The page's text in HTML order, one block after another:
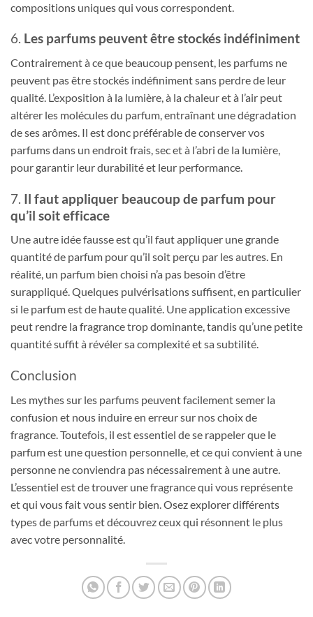
compositions uniques qui vous correspondent.
6. Les parfums peuvent être stockés indéfiniment
Contrairement à ce que beaucoup pensent, les parfums ne
peuvent pas être stockés indéfiniment sans perdre de leur
qualité. L’exposition à la lumière, à la chaleur et à l’air peut
altérer les molécules du parfum, entraînant une dégradation
de ses arômes. Il est donc préférable de conserver vos
parfums dans un endroit frais, sec et à l’abri de la lumière,
pour garantir leur durabilité et leur performance.
7. Il faut appliquer beaucoup de parfum pour
qu’il soit efficace
Une autre idée fausse est qu’il faut appliquer une grande
quantité de parfum pour qu’il soit perçu par les autres. En
réalité, un parfum bien choisi n’a pas besoin d’être
surappliqué. Quelques pulvérisations suffisent, en particulier
si le parfum est de haute qualité. Une application excessive
peut rendre la fragrance trop dominante, tandis qu’une petite
quantité suffit à révéler sa complexité et sa subtilité.
Conclusion
Les mythes sur les parfums peuvent facilement semer la
confusion et nous induire en erreur sur nos choix de
fragrance. Toutefois, il est essentiel de se rappeler que le
parfum est une question personnelle, et ce qui convient à une
personne ne conviendra pas nécessairement à une autre.
L’essentiel est de trouver une fragrance qui vous représente
et qui vous fait vous sentir bien. Osez explorer différents
types de parfums et découvrez ceux qui résonnent le plus
avec votre personnalité.